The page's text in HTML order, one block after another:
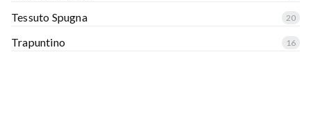
Tessuto Spugna 20
Trapuntino 16